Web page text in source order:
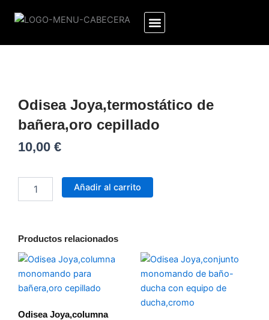
Odisea Joya,termostático de
bañera,oro cepillado
10,00 €
Joya,termostático
bañera,oro
Añadir al carrito
Productos relacionados
Odisea Joya,columna